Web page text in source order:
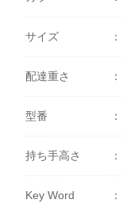
サイズ ：
配達重さ ：
型番 ：
持ち手高さ ：
Key Word ：